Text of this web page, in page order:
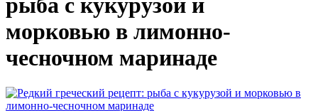
рыба с кукурузой и
морковью в лимонно-
чесночном маринаде